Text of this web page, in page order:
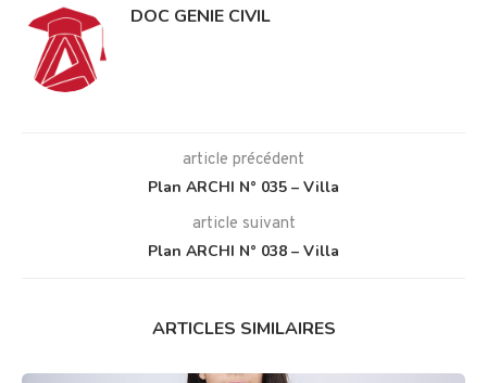
DOC GENIE CIVIL
article précédent
Plan ARCHI N° 035 – Villa
article suivant
Plan ARCHI N° 038 – Villa
ARTICLES SIMILAIRES